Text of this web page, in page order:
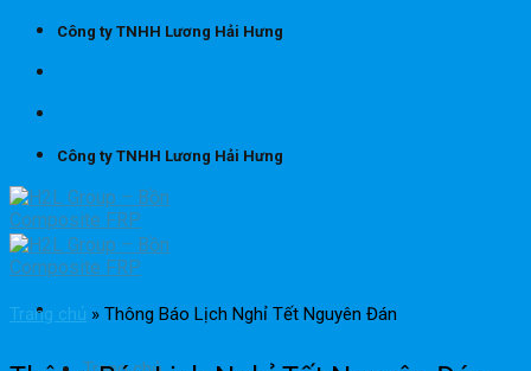
Skip
content
Công ty TNHH Lương Hải Hưng
Công ty TNHH Lương Hải Hưng
Trang chủ » Thông Báo Lịch Nghỉ Tết Nguyên Đán